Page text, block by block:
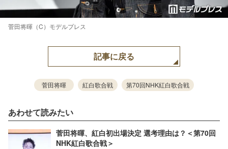
菅田将暉（C）モデルプレス
記事に戻る
菅田将暉 紅白歌合戦 第70回NHK紅白歌合戦
あわせて読みたい
菅田将暉、紅白初出場決定 選考理由は？＜第70回
NHK紅白歌合戦＞